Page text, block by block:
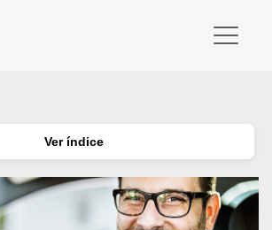
Ver índice